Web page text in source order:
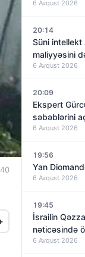
6 Avqust 2026
20:14
Süni
maliyyəsini
6 Avqust 2026
20:09
Ekspert
səbəblərini
6 Avqust 2026
19:56
Yan
6 Avqust 2026
19:45
İsrailin
nəticəsində
çatıb
6 Avqust 2026